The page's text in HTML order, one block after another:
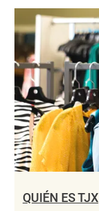
QUIÉN ES TJX